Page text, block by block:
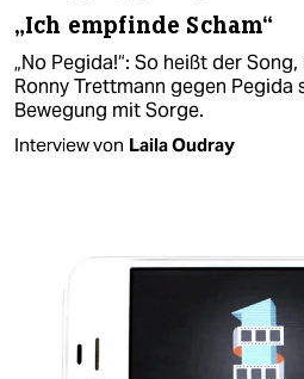
„Ich empfinde Scham“
„No Pegida!“: So heißt der
Ronny Trettmann gegen
Bewegung mit Sorge.
Interview von Laila Oudray